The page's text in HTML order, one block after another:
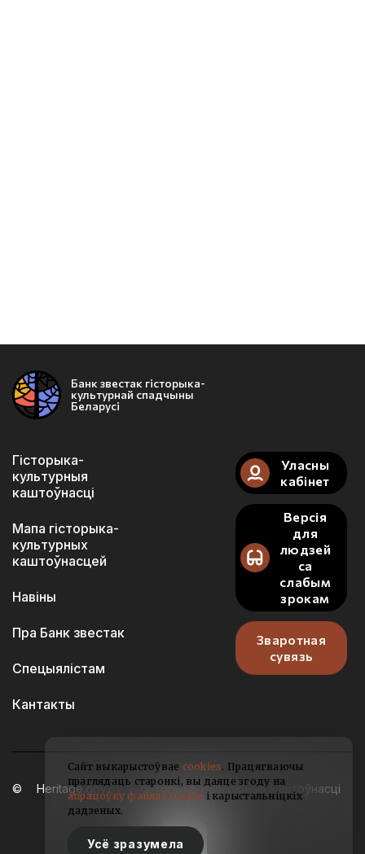
Банк звестак гісторыка-
культурнай спадчыны
Беларусі
Гісторыка-
культурныя
каштоўнасці
Мапа гісторыка-
культурных
каштоўнасцей
Навіны
Пра Банк звестак
Спецыялістам
Кантакты
Уласны
кабінет
Версія
для
людзей
са
слабым
зрокам
Зваротная
сувязь
Heritage.gov.by — гісторыка-культурныя каштоўнасці
Беларусі
Сайт выкарыстоўвае cookies. Працягваючы
праглядаць старонкі, вы даяце згоду на
апрацоўку файлаў cookie і карыстальніцкіх
дадзеных.
Усё зразумела